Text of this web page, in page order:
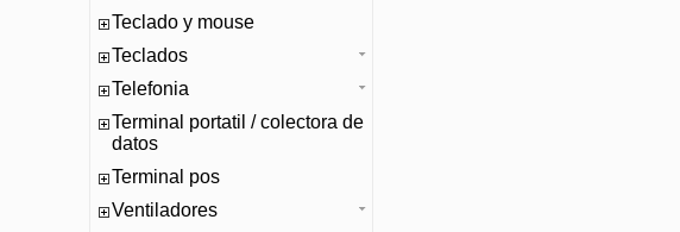
Teclado y mouse
Teclados
Telefonia
Terminal portatil / colectora de
datos
Terminal pos
Ventiladores